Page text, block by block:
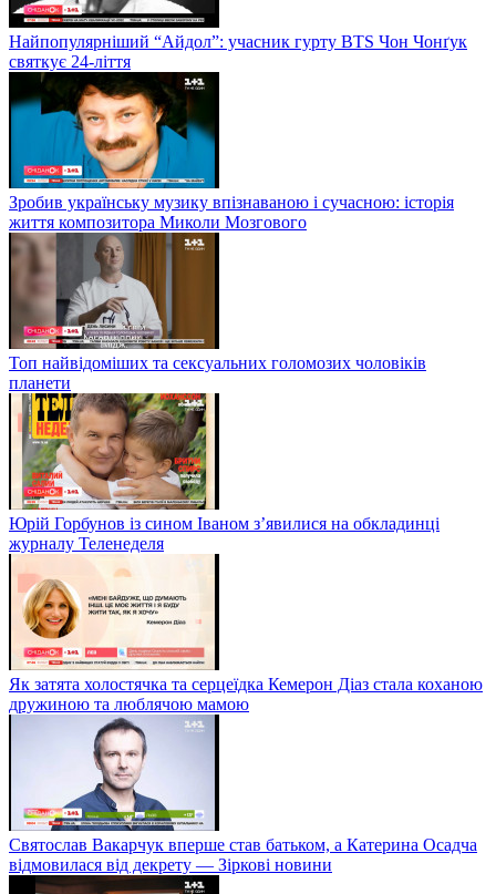
Найпопулярніший “Айдол”: учасник гурту BTS Чон Чонґук
святкує 24-ліття
Зробив українську музику впізнаваною і сучасною: історія
життя композитора Миколи Мозгового
Топ найвідоміших та сексуальних голомозих чоловіків
планети
Юрій Горбунов із сином Іваном з’явилися на обкладинці
журналу Теленеделя
Як затята холостячка та серцеїдка Кемерон Діаз стала коханою
дружиною та люблячою мамою
Святослав Вакарчук вперше став батьком, а Катерина Осадча
відмовилася від декрету — Зіркові новини